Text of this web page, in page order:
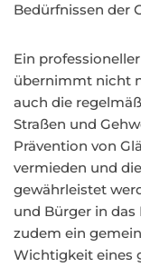
Bedürfnissen der
Ein
übernimmt nicht
auch die
Straßen und
Prävention von
vermieden und
gewährleistet
und Bürger in
zudem ein
Wichtigkeit eines